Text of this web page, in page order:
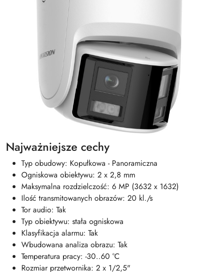
Najważniejsze cechy
Typ obudowy: Kopułkowa - Panoramiczna
Ogniskowa obiektywu: 2 x 2,8 mm
Maksymalna rozdzielczość: 6 MP (3632 x 1632)
Ilość transmitowanych obrazów: 20 kl./s
Tor audio: Tak
Typ obiektywu: stała ogniskowa
Klasyfikacja alarmu: Tak
Wbudowana analiza obrazu: Tak
Temperatura pracy: -30..60 °C
Rozmiar przetwornika: 2 x 1/2,5"